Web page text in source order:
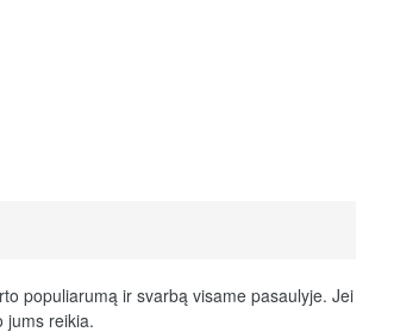
populiarumą ir svarbą visame pasaulyje. Jei
jums reikia.